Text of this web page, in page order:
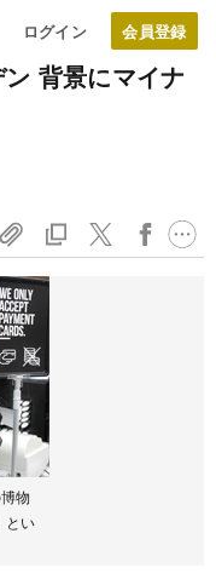
ログイン
背景にマイナ
物
とい